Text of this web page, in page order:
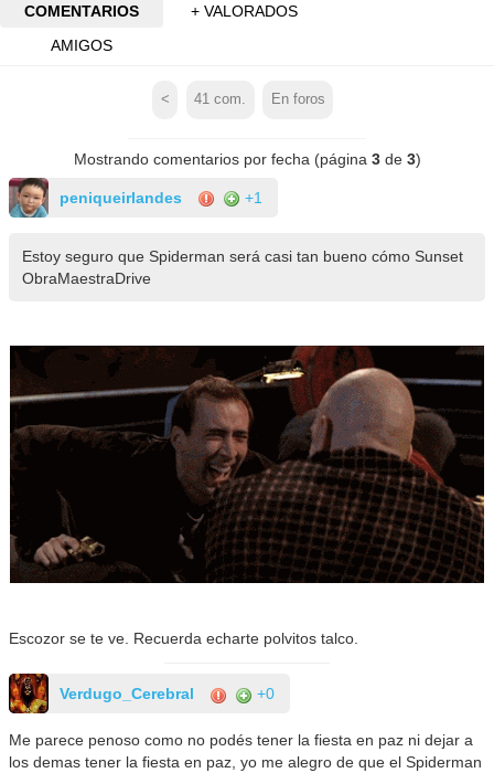
COMENTARIOS
+ VALORADOS
AMIGOS
< 41 com. En foros
Mostrando comentarios por fecha (página 3de 3)
peniqueirlandes +1
Estoy seguro que Spiderman será casi tan bueno cómo Sunset
ObraMaestraDrive
Escozor se te ve. Recuerda echarte polvitos talco.
Verdugo_Cerebral +0
Me parece penoso como no podés tener la fiesta en paz ni dejar a
los demas tener la fiesta en paz, yo me alegro de que el Spiderman